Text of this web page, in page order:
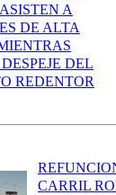
A
DE ALTA
DEL
REDENTOR
CARRIL